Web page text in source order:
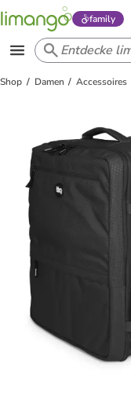
family
Shop Damen Accessoires